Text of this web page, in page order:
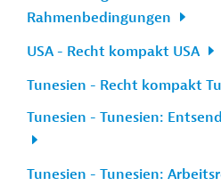
Rahmenbedingungen
USA - Recht kompakt USA
Tunesien - Recht kompakt
Tunesien - Tunesien:
Tunesien - Tunesien: